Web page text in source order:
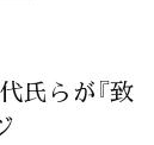
氏らが『致